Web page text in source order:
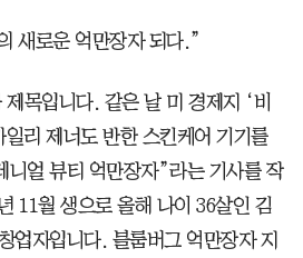
새로운 억만장자 되다.”
목입니다. 같은 날 미 경제지 ‘비
리 제너도 반한 스킨케어 기기를
니얼 뷰티 억만장자”라는 기사를 작
11월 생으로 올해 나이 36살인 김
업자입니다. 블룸버그 억만장자 지